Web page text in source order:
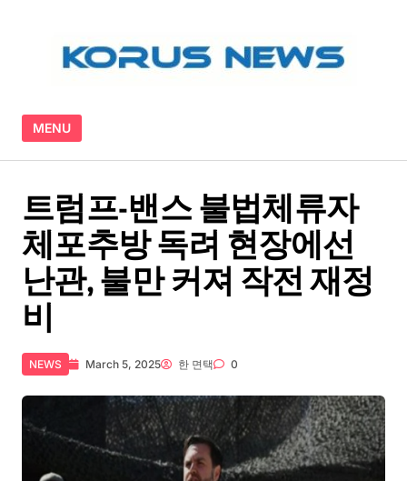
MENU
트럼프-밴스 불법체류자
체포추방 독려 현장에선
난관, 불만 커져 작전 재정
비
NEWS March 5, 2025 한 면택 0